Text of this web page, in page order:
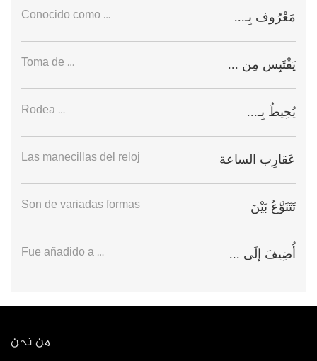
مَعْرُوف بِـ... Conocido como …
يَقْتَبِس مِن ... Toma de …
يُحِيطُ بِـ... Rodea …
عَقارِب الساعة Las manecillas del reloj
تَتَنَوَّعُ بَيْنَ Son de variadas formas
أُضِيفَ إلَى ... Fue añadido a …
من نحن